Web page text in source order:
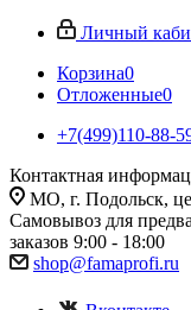
Личный
Корзина0
Отложенные0
+7(499)110-88-
Контактная
МО, г. Подольск,
Самовывоз для
заказов 9:00 - 18:00
shop@famaprofi.ru